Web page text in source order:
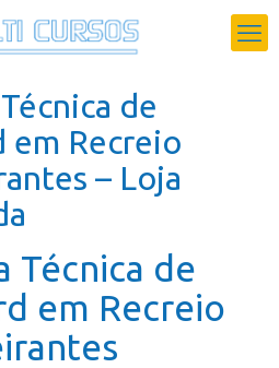
de
em Recreio
– Loja
Técnica de
em Recreio